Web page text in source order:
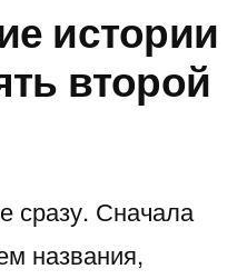
истории
второй
сразу. Сначала
названия,